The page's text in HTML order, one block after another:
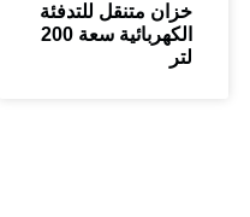
متنقل للتدفئة
الكهربائية سعة 200